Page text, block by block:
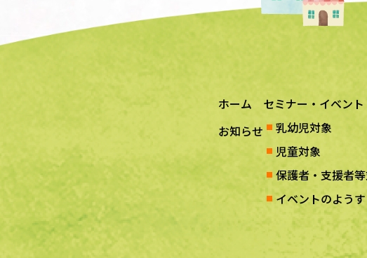
ホーム
お知らせ
セミナー・イベント
乳幼児対象
児童対象
保護者・支援者
イベントのようす